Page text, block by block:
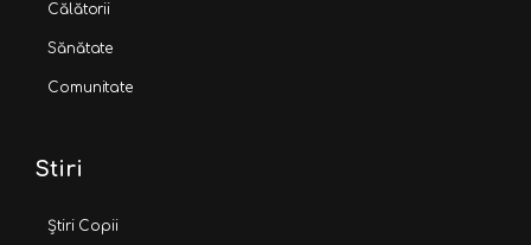
Călătorii
Sănătate
Comunitate
Stiri
Știri Copii